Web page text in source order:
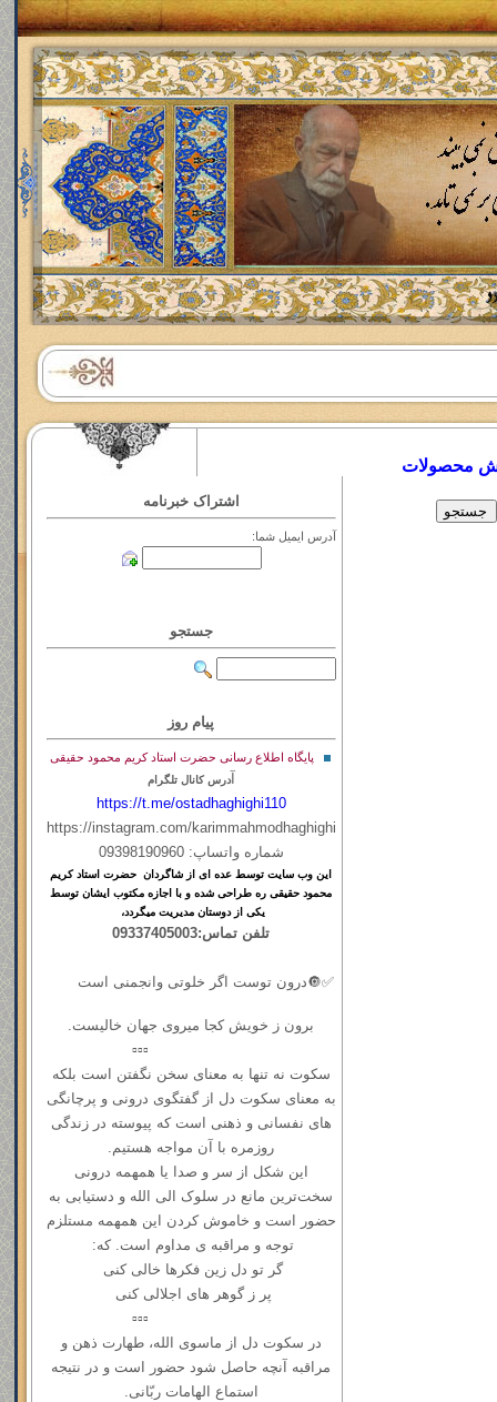
محصولات
اشتراک خبرنامه
آدرس ایمیل شما:
جستجو
پیام روز
پایگاه اطلاع رسانی حضرت استاد کریم محمود حقیقی
آدرس کانال تلگرام
https://t.me/ostadhaghighi110
https://instagram.com/karimmahmodhaghighi
شماره واتساپ: 09398190960
این وب سایتتوسط عده ای از شاگردان حضرت استاد کریم
محمود حقیقی ره طراحی شده و با اجازه مکتوب ایشان توسط
یکی از دوستان مدیریت میگردد،
تلفن تماس:09337405003
✅🔘درون توست اگر خلوتی وانجمنی است
برون ز خویش کجا میروی جهان خالیست.
▫️▫️▫️
سکوت نه ‌تنها به معنای سخن نگفتن است بلکه
به معنای سکوت دل از گفتگوی درونی و ‌پرچانگی
های نفسانی و ذهنی است که پیوسته در زندگی
روزمره با آن مواجه هستیم.
این شکل از سر و صدا یا همهمه‌ درونی
سخت‌ترین مانع در سلوک الی الله و دستیابی به
حضور است و خاموش کردن این همهمه مستلزم
توجه و مراقبه ی مداوم است. که:
گر تو دل زین فکرها خالی کنی
پر ز گوهر های اجلالی کنی
▫️▫️▫️
در سكوت دل از ماسوی الله، طهارت ذهن و
مراقبه آنچه حاصل شود حضور است و در نتیجه
استماع الهامات ربّانی.